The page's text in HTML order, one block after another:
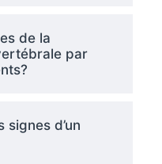
de la
par
signes d’un